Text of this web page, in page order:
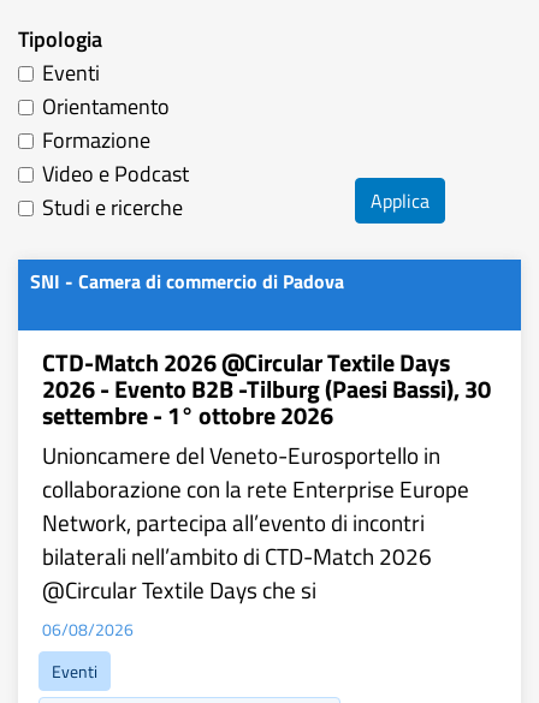
Tipologia
Eventi
Orientamento
Formazione
Video e Podcast
Studi e ricerche
Applica
SNI - Camera di commercio di Padova
CTD-Match 2026 @Circular Textile Days
2026 - Evento B2B -Tilburg (Paesi Bassi), 30
settembre - 1° ottobre 2026
Unioncamere del Veneto-Eurosportello in
collaborazione con la rete Enterprise Europe
Network, partecipa all’evento di incontri
bilaterali nell’ambito di CTD-Match 2026
@Circular Textile Days che si
06/08/2026
Eventi